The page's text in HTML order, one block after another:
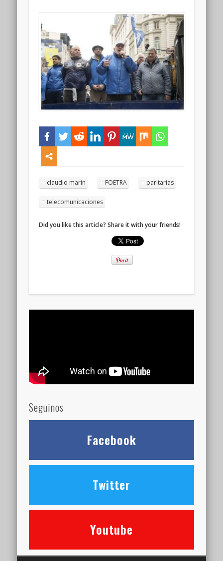
claudio marin FOETRA paritarias
telecomunicaciones
Did you like this article? Share it with your friends!
Seguinos
Facebook
Twitter
Youtube